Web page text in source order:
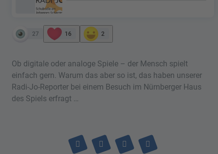
27 16 2
Ob digitale oder analoge Spiele – der Mensch spielt
einfach gern. Warum das aber so ist, das haben unserer
Radi-Jo-Reporter bei einem Besuch im Nürnberger Haus
des Spiels erfragt …